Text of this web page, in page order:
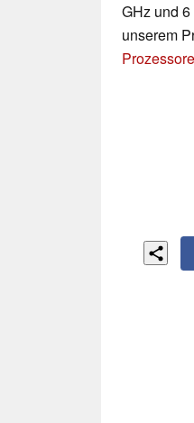
GHz und
unserem